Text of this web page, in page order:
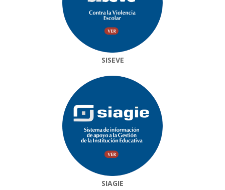
SISEVE
SIAGIE